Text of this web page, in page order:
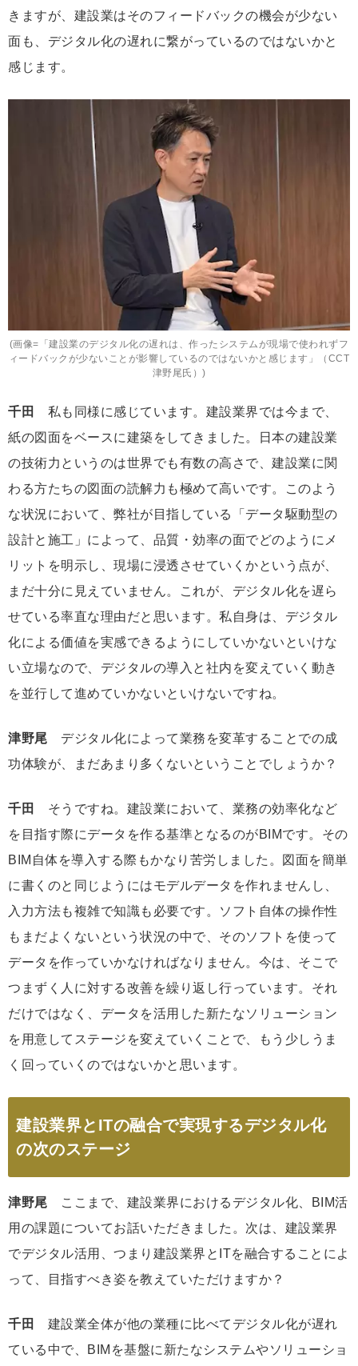
きますが、建設業はそのフィードバックの機会が少ない
面も、デジタル化の遅れに繋がっているのではないかと
感じます。
(画像=「建設業のデジタル化の遅れは、作ったシステムが現場で使われずフ
ィードバックが少ないことが影響しているのではないかと感じます」（CCT
津野尾氏）)
千田
私も同様に感じています。建設業界では今まで、
紙の図面をベースに建築をしてきました。日本の建設業
の技術力というのは世界でも有数の高さで、建設業に関
わる方たちの図面の読解力も極めて高いです。このよう
な状況において、弊社が目指している「データ駆動型の
設計と施工」によって、品質・効率の面でどのようにメ
リットを明示し、現場に浸透させていくかという点が、
まだ十分に見えていません。これが、デジタル化を遅ら
せている率直な理由だと思います。私自身は、デジタル
化による価値を実感できるようにしていかないといけな
い立場なので、デジタルの導入と社内を変えていく動き
を並行して進めていかないといけないですね。
津野尾 デジタル化によって業務を変革することでの成
功体験が、まだあまり多くないということでしょうか？
千田
そうですね。建設業において、業務の効率化など
を目指す際にデータを作る基準となるのがBIMです。その
BIM自体を導入する際もかなり苦労しました。図面を簡単
に書くのと同じようにはモデルデータを作れませんし、
入力方法も複雑で知識も必要です。ソフト自体の操作性
もまだよくないという状況の中で、そのソフトを使って
データを作っていかなければなりません。今は、そこで
つまずく人に対する改善を繰り返し行っています。それ
だけではなく、データを活用した新たなソリューション
を用意してステージを変えていくことで、もう少しうま
く回っていくのではないかと思います。
建設業界とITの融合で実現するデジタル化
の次のステージ
津野尾 ここまで、建設業界におけるデジタル化、BIM活
用の課題についてお話いただきました。次は、建設業界
でデジタル活用、つまり建設業界とITを融合することによ
って、目指すべき姿を教えていただけますか？
千田
建設業全体が他の業種に比べてデジタル化が遅れ
ている中で、BIMを基盤に新たなシステムやソリューショ